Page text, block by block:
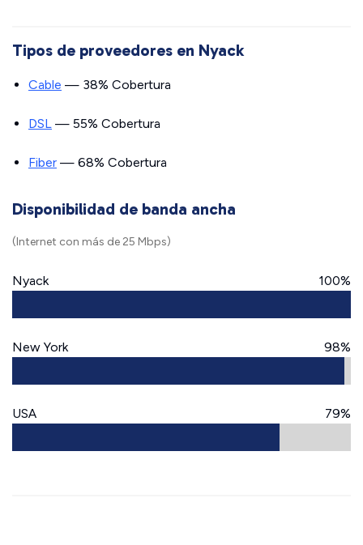
Tipos de proveedores en Nyack
Cable — 38% Cobertura
DSL — 55% Cobertura
Fiber — 68% Cobertura
Disponibilidad de banda ancha
(Internet con más de 25 Mbps)
Nyack 100%
New York 98%
USA 79%